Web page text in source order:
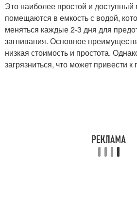
Это наиболее простой и доступный
помещаются в емкость с водой,
меняться каждые 2-3 дня для
загнивания. Основное
низкая стоимость и простота.
загрязниться, что может привести к